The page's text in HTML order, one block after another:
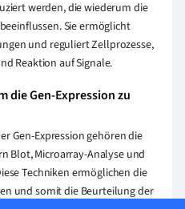
werden, die wiederum die
Sie ermöglicht
und reguliert Zellprozesse,
Reaktion auf Signale.
die Gen-Expression zu
Gen-Expression gehören die
Blot, Microarray-Analyse und
Techniken ermöglichen die
und somit die Beurteilung der